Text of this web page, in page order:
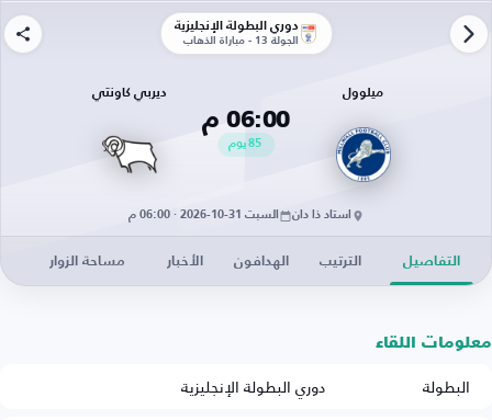
دوري البطولة الإنجليزية
الجولة 13 - مباراة الذهاب
ميلوول
06:00 م
85يوم
ديربي كاونتي
استاد ذا دان السبت 31-10-2026 · 06:00 م
التفاصيل الترتيب الهدافون الأخبار مساحة الزوار
معلومات اللقاء
البطولة
دوري البطولة الإنجليزية